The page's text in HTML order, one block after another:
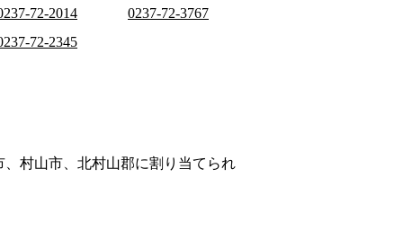
72-2014
0237-72-3767
72-2345
村山市、北村山郡に割り当てられ